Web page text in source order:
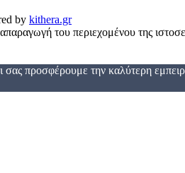
by kithera.gr
του περιεχομένου της
προσφέρουμε την καλύτερη